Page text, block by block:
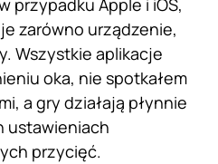
przypadku Apple i iOS,
zarówno urządzenie,
Wszystkie aplikacje
oka, nie spotkałem
a gry działają płynnie
ustawieniach
przycięć.